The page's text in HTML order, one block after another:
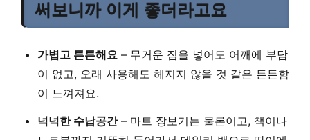
써보니까 이게 좋더라고요
가볍고 튼튼해요 – 무거운 짐을 넣어도 어깨에 부담
이 없고, 오래 사용해도 헤지지 않을 것 같은 튼튼함
이 느껴져요.
넉넉한 수납공간– 마트 장보기는 물론이고, 책이나